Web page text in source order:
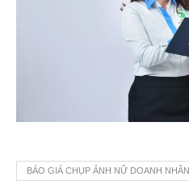
BÁO GIÁ CHỤP ẢNH NỮ DOANH NHÂN